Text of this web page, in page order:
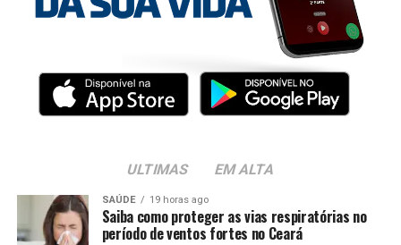
ULTIMAS EM ALTA
SAÚDE 19 horas ago
Saiba como proteger as vias respiratórias no
período de ventos fortes no Ceará